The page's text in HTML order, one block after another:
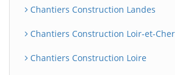
Chantiers Construction Landes
Chantiers Construction Loir-et-Cher
Chantiers Construction Loire